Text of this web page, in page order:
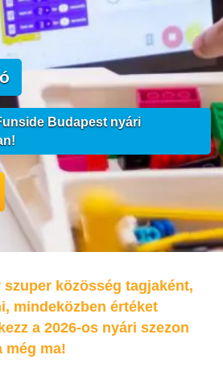
Budapest nyári
szuper közösség tagjaként,
mindeközben értéket
a 2026-os nyári szezon
még ma!